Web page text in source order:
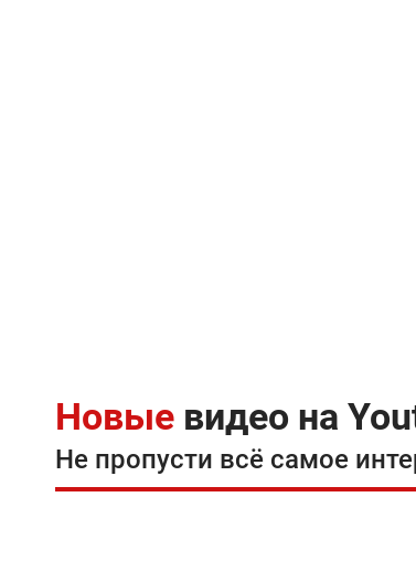
Новые видео на
Не пропусти всё самое